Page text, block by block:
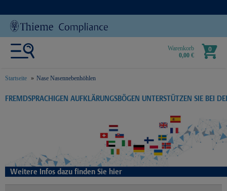
Warenkorb
0,00 €
0
Startseite Nase Nasennebenhöhlen
text.skipToContent
text.skipToNavigation
FREMDSPRACHIGEN AUFKLÄRUNGSBÖGEN UNTERSTÜTZEN SIE BEI
Weitere Infos dazu finden Sie hier